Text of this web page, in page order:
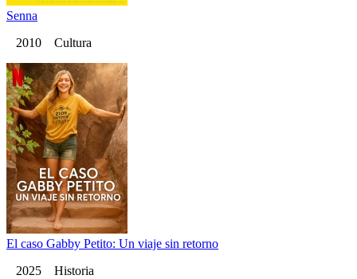
Senna
2010 Cultura
El caso Gabby Petito: Un viaje sin retorno
2025 Historia